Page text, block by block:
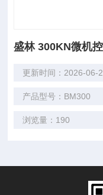
盛林 300KN微机
更新时间：2026-06-
产品型号：BM300
浏览量：190